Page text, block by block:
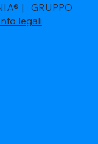
| GRUPPO
legali